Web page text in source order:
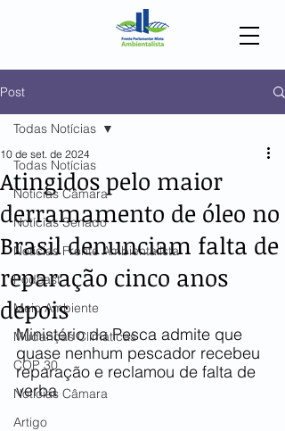
Post
Todas Notícias
Notícias Câmara
Notícias Senado
Notícias Frente Ambientalista
Podcast
Meio Ambiente
Mudanças Climáticas
COP 30
Notícias Câmara
Artigo
Todas Notícias
Atingidos pelo maior
derramamento de óleo no
Brasil denunciam falta de
reparação cinco anos
depois
10 de set. de 2024
Ministério da Pesca admite que
quase nenhum pescador recebeu
reparação e reclamou de falta de
verba